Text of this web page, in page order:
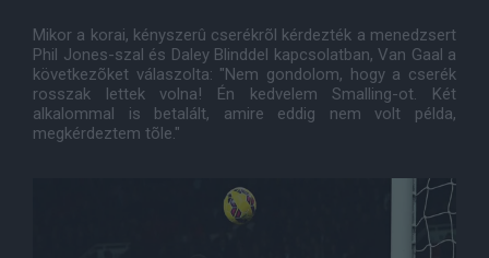
Mikor a korai, kényszerû cserékrõl kérdezték a menedzsert
Phil Jones-szal és Daley Blinddel kapcsolatban, Van Gaal a
következõket válaszolta: "Nem gondolom, hogy a cserék
rosszak lettek volna! Én kedvelem Smalling-ot. Két
alkalommal is betalált, amire eddig nem volt példa,
megkérdeztem tõle."